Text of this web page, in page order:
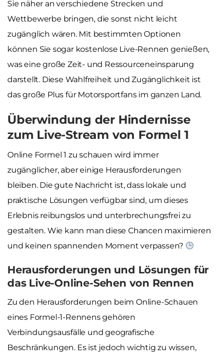
Sie näher an verschiedene Strecken und
Wettbewerbe bringen, die sonst nicht leicht
zugänglich wären. Mit bestimmten Optionen
können Sie sogar kostenlose Live-Rennen genießen,
was eine große Zeit- und Ressourceneinsparung
darstellt. Diese Wahlfreiheit und Zugänglichkeit ist
das große Plus für Motorsportfans im ganzen Land.
Überwindung der Hindernisse
zum Live-Stream von Formel 1
Online Formel 1 zu schauen wird immer
zugänglicher, aber einige Herausforderungen
bleiben. Die gute Nachricht ist, dass lokale und
praktische Lösungen verfügbar sind, um dieses
Erlebnis reibungslos und unterbrechungsfrei zu
gestalten. Wie kann man diese Chancen maximieren
und keinen spannenden Moment verpassen?
Herausforderungen und Lösungen für
das Live-Online-Sehen von Rennen
Zu den Herausforderungen beim Online-Schauen
eines Formel-1-Rennens gehören
Verbindungsausfälle und geografische
Beschränkungen. Es ist jedoch wichtig zu wissen,